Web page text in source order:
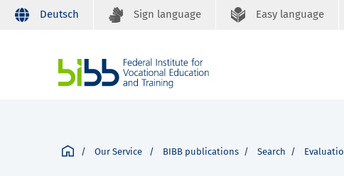
Deutsch Sign language Easy language
Our Service BIBB publications Search